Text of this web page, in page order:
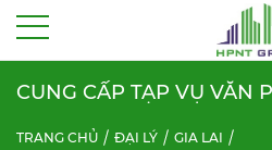
CUNG CẤP TẠP VỤ VĂN
TRANG CHỦ ĐẠI LÝ
GIA LAI